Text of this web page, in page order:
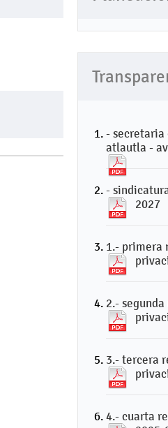
- secretaria
atlautla -
-
2027
1.- primera
2.-
3.- tercera
4.- cuarta